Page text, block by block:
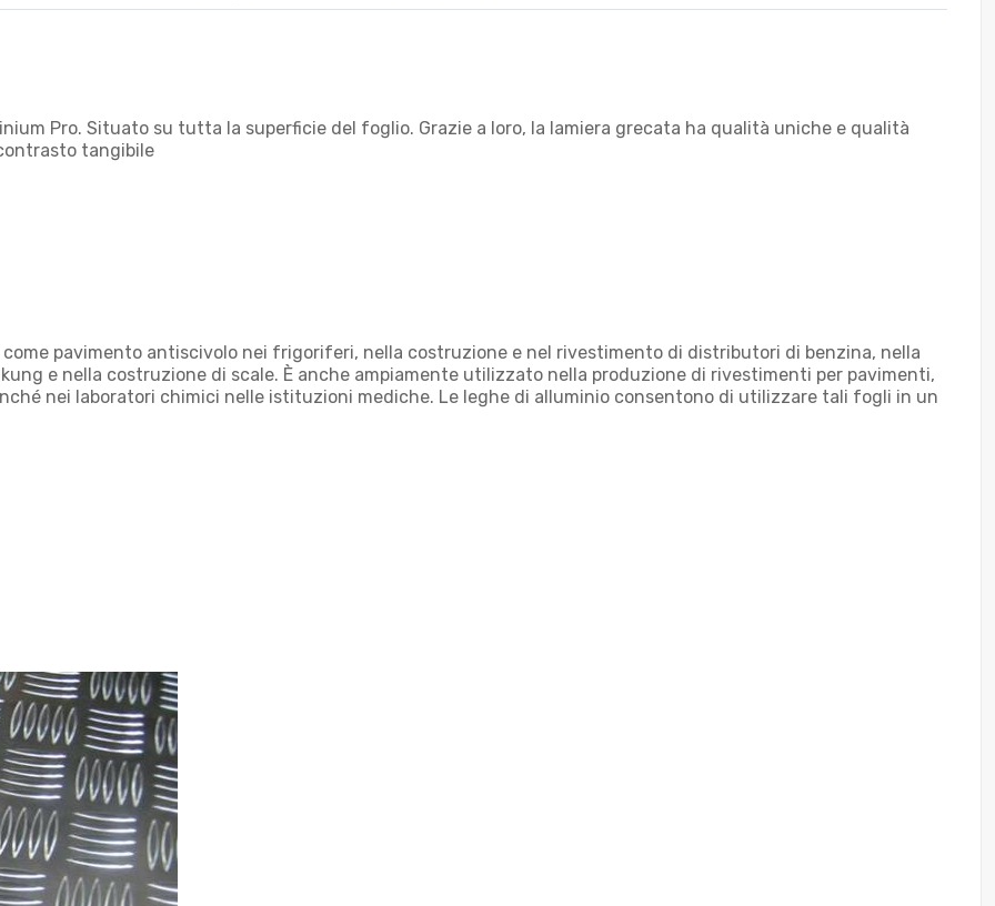
Pro. Situato su tutta la superficie del foglio. Grazie a loro, la lamiera grecata ha qualità uniche e qualità
tangibile
pavimento antiscivolo nei frigoriferi, nella costruzione e nel rivestimento di distributori di benzina, nella
e nella costruzione di scale. È anche ampiamente utilizzato nella produzione di rivestimenti per pavimenti,
nei laboratori chimici nelle istituzioni mediche. Le leghe di alluminio consentono di utilizzare tali fogli in un